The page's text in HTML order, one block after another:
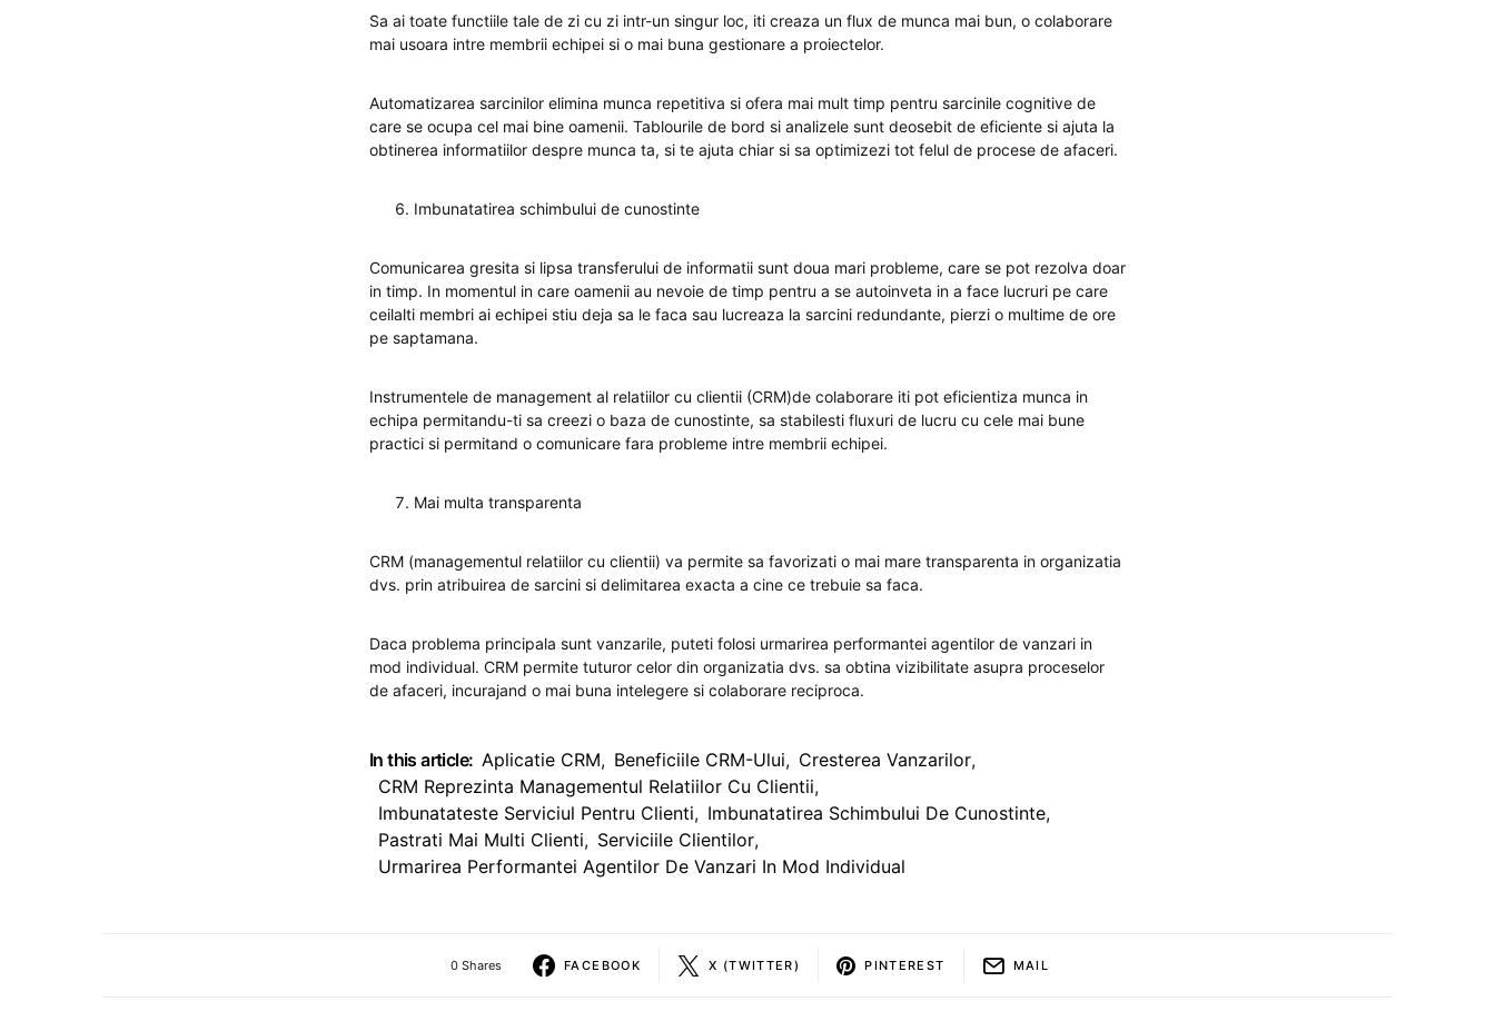
Sa ai toate functiile tale de zi cu zi intr-un singur loc, iti creaza un flux de munca mai bun, o colaborare
mai usoara intre membrii echipei si o mai buna gestionare a proiectelor.
Automatizarea sarcinilor elimina munca repetitiva si ofera mai mult timp pentru sarcinile cognitive de
care se ocupa cel mai bine oamenii. Tablourile de bord si analizele sunt deosebit de eficiente si ajuta la
obtinerea informatiilor despre munca ta, si te ajuta chiar si sa optimizezi tot felul de procese de afaceri.
Imbunatatirea schimbului de cunostinte
Comunicarea gresita si lipsa transferului de informatii sunt doua mari probleme, care se pot rezolva doar
in timp. In momentul in care oamenii au nevoie de timp pentru a se autoinveta in a face lucruri pe care
ceilalti membri ai echipei stiu deja sa le faca sau lucreaza la sarcini redundante, pierzi o multime de ore
pe saptamana.
Instrumentele de management al relatiilor cu clientii (CRM)de colaborare iti pot eficientiza munca in
echipa permitandu-ti sa creezi o baza de cunostinte, sa stabilesti fluxuri de lucru cu cele mai bune
practici si permitand o comunicare fara probleme intre membrii echipei.
Mai multa transparenta
CRM (managementul relatiilor cu clientii) va permite sa favorizati o mai mare transparenta in organizatia
dvs. prin atribuirea de sarcini si delimitarea exacta a cine ce trebuie sa faca.
Daca problema principala sunt vanzarile, puteti folosi urmarirea performantei agentilor de vanzari in
mod individual. CRM permite tuturor celor din organizatia dvs. sa obtina vizibilitate asupra proceselor
de afaceri, incurajand o mai buna intelegere si colaborare reciproca.
In this article: Aplicatie CRM, Beneficiile CRM-Ului, Cresterea Vanzarilor,
CRM Reprezinta Managementul Relatiilor Cu Clientii,
Imbunatateste Serviciul Pentru Clienti, Imbunatatirea Schimbului De Cunostinte,
Pastrati Mai Multi Clienti, Serviciile Clientilor,
Urmarirea Performantei Agentilor De Vanzari In Mod Individual
0 Shares FACEBOOK X (TWITTER) PINTEREST MAIL